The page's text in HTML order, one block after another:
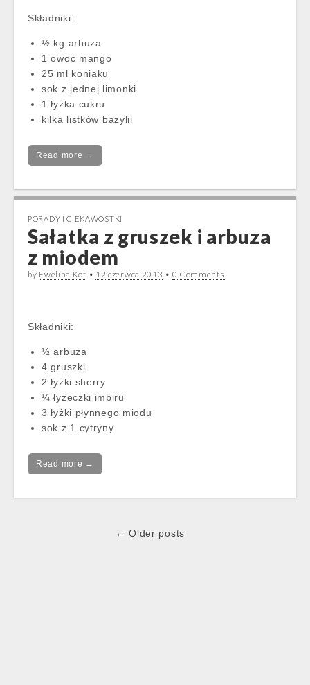
Składniki:
½ kg arbuza
1 owoc mango
25 ml koniaku
sok z jednej limonki
1 łyżka cukru
kilka listków bazylii
Read more →
PORADY I CIEKAWOSTKI
Sałatka z gruszek i arbuza
z miodem
by Ewelina Kot • 12 czerwca 2013 • 0 Comments
Składniki:
½ arbuza
4 gruszki
2 łyżki sherry
¼ łyżeczki imbiru
3 łyżki płynnego miodu
sok z 1 cytryny
Read more →
← Older posts